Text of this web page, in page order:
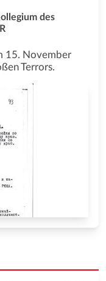
des
15. November
Terrors.